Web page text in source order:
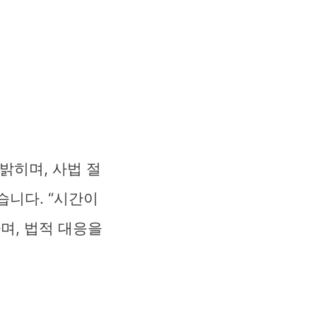
히며, 사법 절
니다. “시간이
, 법적 대응을